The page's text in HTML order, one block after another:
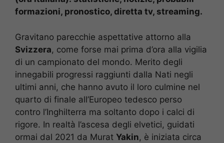
formazioni, pronostico, diretta tv, streaming.
Gravitano parecchie aspettative attorno alla
Svizzera, come forse mai prima d’ora alla vigilia
di un campionato del mondo. Merito degli
innegabili progressi raggiunti dalla Nati negli
ultimi anni, che hanno avuto il loro culmine nel
quarto di finale all’Europeo tedesco perso
contro l’Inghilterra ma soltanto dopo i calci di
rigore. In realtà l’ascesa degli elvetici, guidati
ormai dal 2021 da Murat Yakin, è iniziata circa